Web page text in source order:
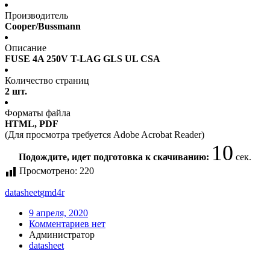
Производитель
Cooper/Bussmann
Описание
FUSE 4A 250V T-LAG GLS UL CSA
Количество страниц
2 шт.
Форматы файла
HTML, PDF
(Для просмотра требуется Adobe Acrobat Reader)
Подождите, идет подготовка к скачиванию: 10 сек.
Просмотрено: 220
datasheetgmd4r
9 апреля, 2020
Комментариев нет
Администратор
datasheet